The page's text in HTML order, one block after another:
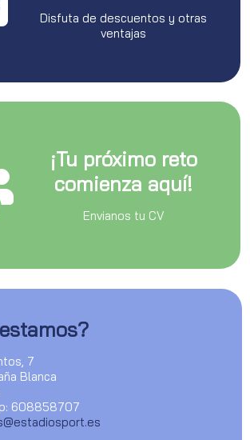
Disfuta de descuentos y otras
ventajas
¡Tu próximo reto
comienza aquí!
Envianos tu CV
7
Blanca
608858707